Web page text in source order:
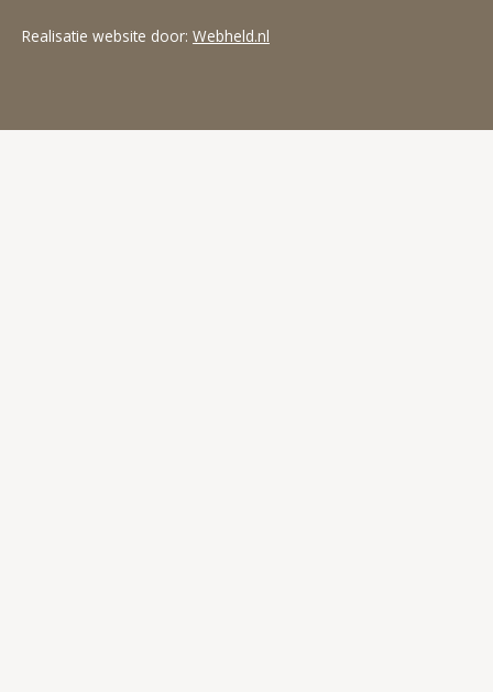
Realisatie website door: Webheld.nl